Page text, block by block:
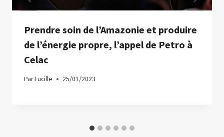
Prendre soin de l’Amazonie et produire
de l’énergie propre, l’appel de Petro à
Celac
ParLucille 25/01/2023